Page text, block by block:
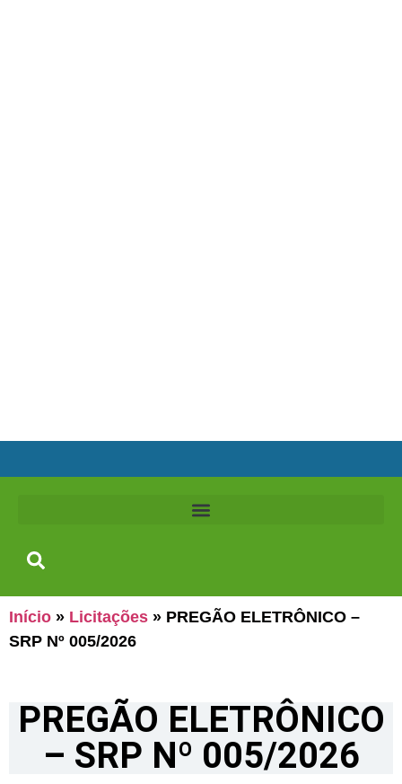
Início » Licitações » PREGÃO ELETRÔNICO –
SRP Nº 005/2026
PREGÃO ELETRÔNICO
– SRP Nº 005/2026